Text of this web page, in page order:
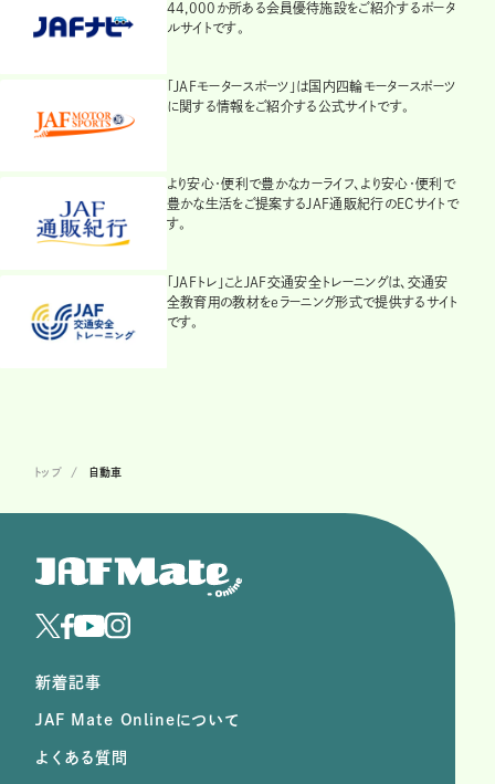
44,000か所ある会員優待施設をご紹介するポータ
ルサイトです。
「JAFモータースポーツ」は国内四輪モータースポーツ
に関する情報をご紹介する公式サイトです。
より安心・便利で豊かなカーライフ、より安心・便利で
豊かな生活をご提案するJAF通販紀行のECサイトで
す。
「JAFトレ」ことJAF交通安全トレーニングは、交通安
全教育用の教材をeラーニング形式で提供するサイト
です。
トップ 自動車
新着記事
JAF Mate Onlineについて
よくある質問